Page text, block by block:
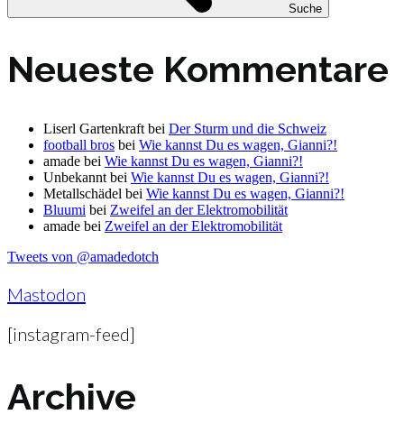
Suche
Neueste Kommentare
Liserl Gartenkraft bei Der Sturm und die Schweiz
football bros bei Wie kannst Du es wagen, Gianni?!
amade bei Wie kannst Du es wagen, Gianni?!
Unbekannt bei Wie kannst Du es wagen, Gianni?!
Metallschädel bei Wie kannst Du es wagen, Gianni?!
Bluumi bei Zweifel an der Elektromobilität
amade bei Zweifel an der Elektromobilität
Tweets von @amadedotch
Mastodon
[instagram-feed]
Archive